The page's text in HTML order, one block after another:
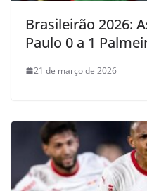
Brasileirão 2026:
Paulo 0 a 1
21 de março de 2026